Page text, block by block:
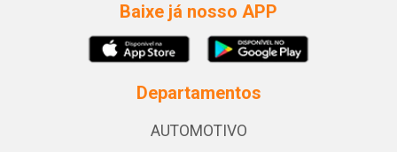
Baixe já nosso APP
Departamentos
AUTOMOTIVO